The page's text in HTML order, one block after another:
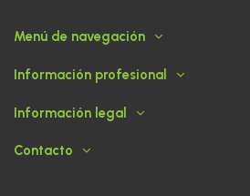
Menú de navegación
Información profesional
Información legal
Contacto